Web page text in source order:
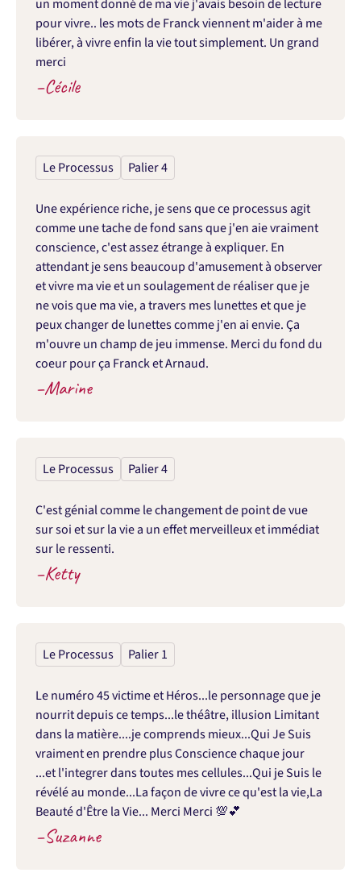
un moment donné de ma vie j'avais besoin de lecture
pour vivre.. les mots de Franck viennent m'aider à me
libérer, à vivre enfin la vie tout simplement. Un grand
merci
–Cécile
Le Processus Palier 4
Une expérience riche, je sens que ce processus agit
comme une tache de fond sans que j'en aie vraiment
conscience, c'est assez étrange à expliquer. En
attendant je sens beaucoup d'amusement à observer
et vivre ma vie et un soulagement de réaliser que je
ne vois que ma vie, a travers mes lunettes et que je
peux changer de lunettes comme j'en ai envie. Ça
m'ouvre un champ de jeu immense. Merci du fond du
coeur pour ça Franck et Arnaud.
–Marine
Le Processus Palier 4
C'est génial comme le changement de point de vue
sur soi et sur la vie a un effet merveilleux et immédiat
sur le ressenti.
–Ketty
Le Processus Palier 1
Le numéro 45 victime et Héros...le personnage que je
nourrit depuis ce temps...le théâtre, illusion Limitant
dans la matière....je comprends mieux...Qui Je Suis
vraiment en prendre plus Conscience chaque jour
...et l'integrer dans toutes mes cellules...Qui je Suis le
révélé au monde...La façon de vivre ce qu'est la vie,La
Beauté d'Être la Vie... Merci Merci 💯💕
–Suzanne